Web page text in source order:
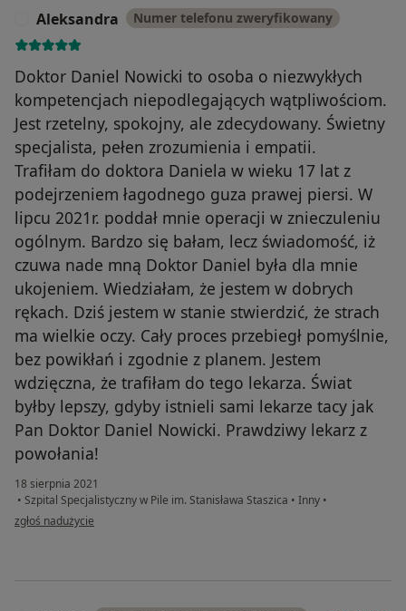
Aleksandra Numer telefonu zweryfikowany
Doktor Daniel Nowicki to osoba o niezwykłych
kompetencjach niepodlegających wątpliwościom.
Jest rzetelny, spokojny, ale zdecydowany. Świetny
specjalista, pełen zrozumienia i empatii.
Trafiłam do doktora Daniela w wieku 17 lat z
podejrzeniem łagodnego guza prawej piersi. W
lipcu 2021r. poddał mnie operacji w znieczuleniu
ogólnym. Bardzo się bałam, lecz świadomość, iż
czuwa nade mną Doktor Daniel była dla mnie
ukojeniem. Wiedziałam, że jestem w dobrych
rękach. Dziś jestem w stanie stwierdzić, że strach
ma wielkie oczy. Cały proces przebiegł pomyślnie,
bez powikłań i zgodnie z planem. Jestem
wdzięczna, że trafiłam do tego lekarza. Świat
byłby lepszy, gdyby istnieli sami lekarze tacy jak
Pan Doktor Daniel Nowicki. Prawdziwy lekarz z
powołania!
18 sierpnia 2021
• Szpital Specjalistyczny w Pile im. Stanisława Staszica • Inny •
w opinii użytkownika Aleksandra
zgłoś nadużycie